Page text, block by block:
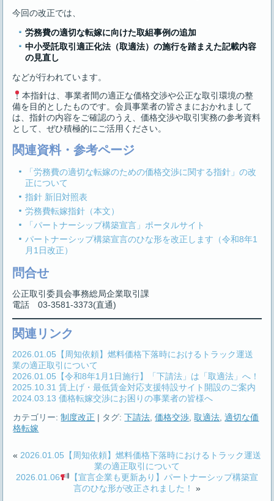
今回の改正では、
労務費の適切な転嫁に向けた取組事例の追加
中小受託取引適正化法（取適法）の施行を踏まえた記載内容
の見直し
などが行われています。
本指針は、事業者間の適正な価格交渉や公正な取引環境の整
備を目的としたものです。会員事業者の皆さまにおかれまして
は、指針の内容をご確認のうえ、価格交渉や取引実務の参考資料
として、ぜひ積極的にご活用ください。
関連資料・参考ページ
「労務費の適切な転嫁のための価格交渉に関する指針」の改
正について
指針 新旧対照表
労務費転嫁指針（本文）
「パートナーシップ構築宣言」ポータルサイト
パートナーシップ構築宣言のひな形を改正します（令和8年1
月1日改正）
問合せ
公正取引委員会事務総局企業取引課
電話 03-3581-3373(直通)
関連リンク
2026.01.05【周知依頼】燃料価格下落時におけるトラック運送
業の適正取引について
2026.01.05【令和8年1月1日施行】「下請法」は「取適法」へ！
2025.10.31 賃上げ・最低賃金対応支援特設サイト開設のご案内
2024.03.13 価格転嫁交渉にお困りの事業者の皆様へ
カテゴリー: 制度改正 | タグ: 下請法 ,価格交渉 ,取適法 ,適切な価
格転嫁
« 2026.01.05【周知依頼】燃料価格下落時におけるトラック運送
業の適正取引について
2026.01.06
【宣言企業も更新あり】パートナーシップ構築宣
言のひな形が改正されました！
»